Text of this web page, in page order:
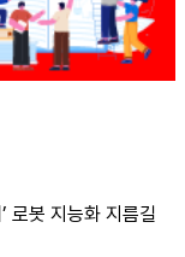
로봇 지능화 지름길